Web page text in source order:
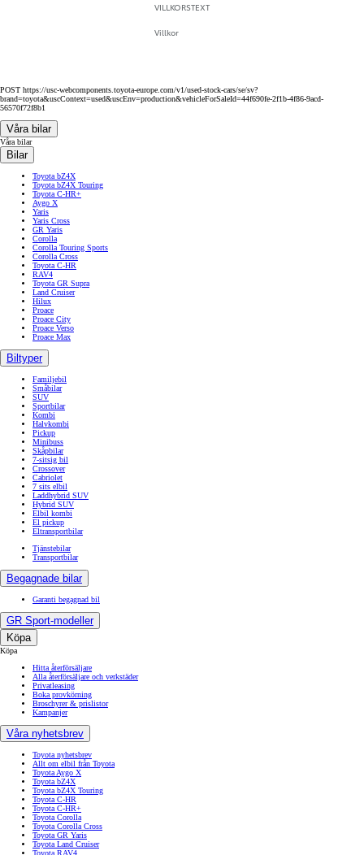
VILLKORSTEXT
Villkor
POST https://usc-webcomponents.toyota-europe.com/v1/used-stock-cars/se/sv?
brand=toyota&uscContext=used&uscEnv=production&vehicleForSaleId=44f690fe-2f1b-4f86-9acd-
56570f72f8b1
Våra bilar
Våra bilar
Bilar
Toyota bZ4X
Toyota bZ4X Touring
Toyota C-HR+
Aygo X
Yaris
Yaris Cross
GR Yaris
Corolla
Corolla Touring Sports
Corolla Cross
Toyota C-HR
RAV4
Toyota GR Supra
Land Cruiser
Hilux
Proace
Proace City
Proace Verso
Proace Max
Biltyper
Familjebil
Småbilar
SUV
Sportbilar
Kombi
Halvkombi
Pickup
Minibuss
Skåpbilar
7-sitsig bil
Crossover
Cabriolet
7 sits elbil
Laddhybrid SUV
Hybrid SUV
Elbil kombi
El pickup
Eltransportbilar
Tjänstebilar
Transportbilar
Begagnade bilar
Garanti begagnad bil
GR Sport-modeller
Köpa
Köpa
Hitta återförsäljare
Alla återförsäljare och verkstäder
Privatleasing
Boka provkörning
Broschyrer & prislistor
Kampanjer
Våra nyhetsbrev
Toyota nyhetsbrev
Allt om elbil från Toyota
Toyota Aygo X
Toyota bZ4X
Toyota bZ4X Touring
Toyota C-HR
Toyota C-HR+
Toyota Corolla
Toyota Corolla Cross
Toyota GR Yaris
Toyota Land Cruiser